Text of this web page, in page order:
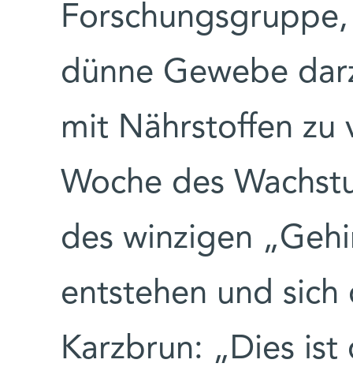
dünne Gewebe
mit Nährstoffen zu
Woche des
des winzigen
entstehen und
Karzbrun: „Dies